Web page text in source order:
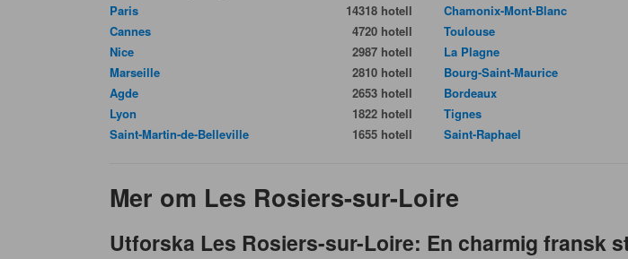
Paris
14318 hotell
Cannes
4720 hotell
Nice
2987 hotell
Marseille
2810 hotell
Agde
2653 hotell
Lyon
1822 hotell
Saint-Martin-de-Belleville
1655 hotell
Chamonix-Mont-Blanc
Toulouse
La Plagne
Bourg-Saint-Maurice
Bordeaux
Tignes
Saint-Raphael
Mer om Les Rosiers-sur-Loire
Utforska Les Rosiers-sur-Loire: En charmig fransk